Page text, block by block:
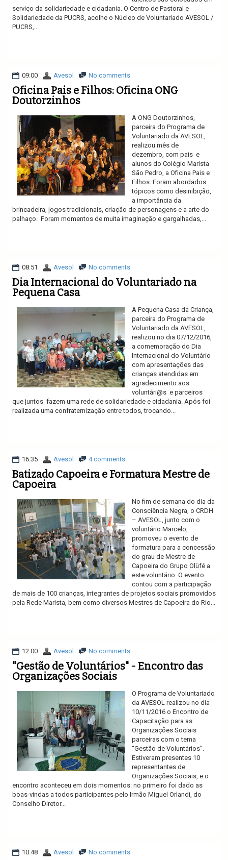
serviço da solidariedade e cidadania. O Centro de Pastoral e
Solidariedade da PUCRS, acolhe o Núcleo de Voluntariado AVESOL /
PUCRS,...
09:00 Avesol No comments
Oficina Pais e Filhos: Oficina ONG
Doutorzinhos
A ONG Doutorzinhos,
parceira do Programa de
Voluntariado da AVESOL,
realizou mês de
dezembro, com pais e
alunos do Colégio Marista
São Pedro, a Oficina Pais e
Filhos. Foram abordados
tópicos como desinibição,
a importância da
brincadeira, jogos tradicionais, criação de personagens e a arte do
palhaço. Foram momentos de muita imaginação e gargalhadas,...
08:51 Avesol No comments
Dia Internacional do Voluntariado na
Pequena Casa
A Pequena Casa da Criança,
parceira do Programa de
Voluntariado da AVESOL,
realizou no dia 07/12/2016,
a comemoração do Dia
Internacional do Voluntário
com apresentações das
crianças atendidas em
agradecimento aos
voluntári@s e parceiros
que juntos fazem uma rede de solidariedade e cidadania. Após foi
realizada uma confraternização entre todos, trocando...
16:35 Avesol 4 comments
Batizado Capoeira e Formatura Mestre de
Capoeira
No fim de semana do dia da
Consciência Negra, o CRDH
– AVESOL, junto com o
voluntário Marcelo,
promoveu o evento de
formatura para a concessão
do grau de Mestre de
Capoeira do Grupo Olùfé a
este voluntário. O evento
contou com a participação
de mais de 100 crianças, integrantes de projetos sociais promovidos
pela Rede Marista, bem como diversos Mestres de Capoeira do Rio...
12:00 Avesol No comments
"Gestão de Voluntários" - Encontro das
Organizações Sociais
O Programa de Voluntariado
da AVESOL realizou no dia
10/11/2016 o Encontro de
Capacitação para as
Organizações Sociais
parceiras com o tema
“Gestão de Voluntários”.
Estiveram presentes 10
representantes de
Organizações Sociais, e o
encontro aconteceu em dois momentos: no primeiro foi dado as
boas-vindas a todos participantes pelo Irmão Miguel Orlandi, do
Conselho Diretor...
10:48 Avesol No comments